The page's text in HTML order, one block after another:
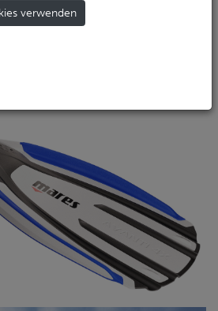
bewährte Mares-
zu optimieren.
verwenden